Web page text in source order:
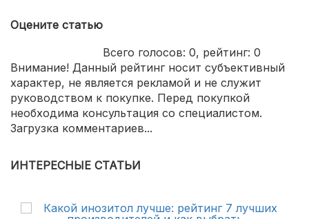
Оцените статью
Всего голосов: 0, рейтинг: 0
Внимание! Данный рейтинг носит субъективный
характер, не является рекламой и не служит
руководством к покупке. Перед покупкой
необходима консультация со специалистом.
Загрузка комментариев...
ИНТЕРЕСНЫЕ СТАТЬИ